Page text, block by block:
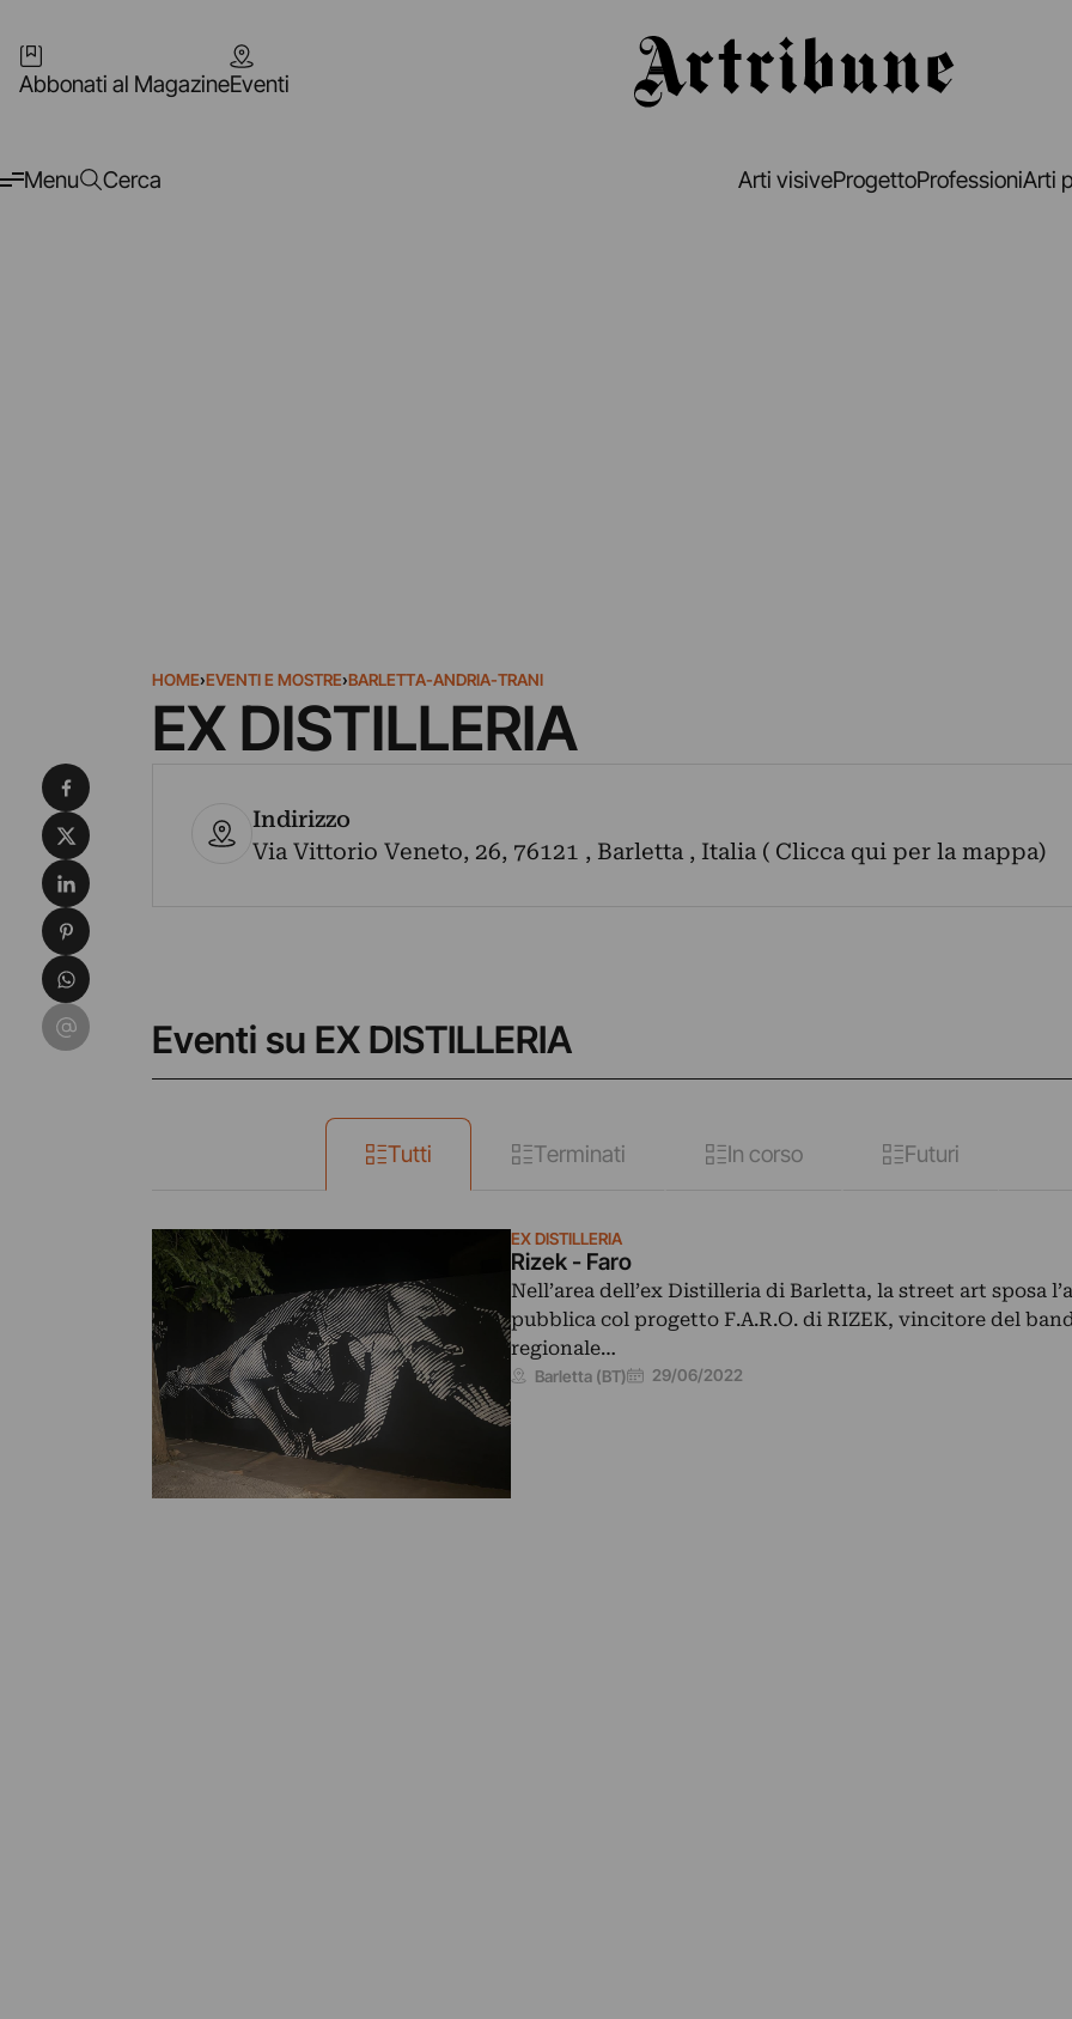
Abbonati al MagazineEventi
Menu Cerca Arti visiveProgettoProfessioniArti
HOME›EVENTI E MOSTRE›BARLETTA-ANDRIA-TRANI
EX DISTILLERIA
Indirizzo
Via Vittorio Veneto, 26, 76121 , Barletta , Italia ( Clicca qui per la mappa)
Eventi su EX DISTILLERIA
Tutti Terminati In corso Futuri
EX DISTILLERIA
Rizek - Faro
Nell’area dell’ex Distilleria di Barletta, la street art sposa
pubblica col progetto F.A.R.O. di RIZEK, vincitore del
regionale…
Barletta (BT) 29/06/2022
Condividi su Facebook
Condividi su X
Condividi su LinkedIn
Condividi su Pinterest
Condividi su WhatsApp
Condividi su Email